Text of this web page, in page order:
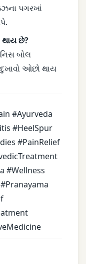
પગરખાં
થાય છે?
બોલ
ઓછો થાય
#Ayurveda
#HeelSpur
#PainRelief
#Wellness